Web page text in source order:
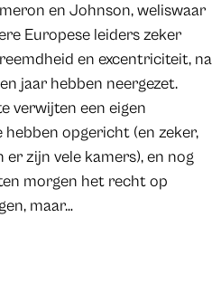
en Johnson, weliswaar
Europese leiders zeker
en excentriciteit, na
jaar hebben neergezet.
verwijten een eigen
opgericht (en zeker,
zijn vele kamers), en nog
morgen het recht op
maar…